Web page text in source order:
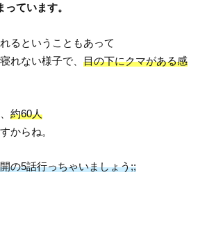
ています。
るということもあって
れない様子で、目の下にクマがある感
約60人
からね。
の5話行っちゃいましょう;;